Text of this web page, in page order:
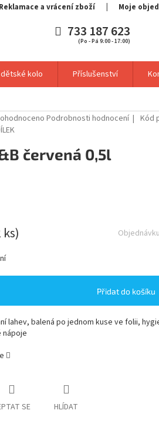
Reklamace a vrácení zboží Moje
733 187 623
(Po - Pá 9:00 - 17:00)
kolo Příslušenství
Podrobnosti hodnocení Kód
červená 0,5l
ks)
Přidat do košíku
lahev, balená po jednom kuse ve folii,
nápoje
SE HLÍDAT